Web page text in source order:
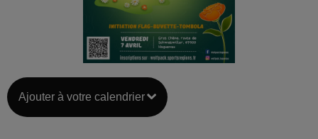
Ajouter à votre calendrier